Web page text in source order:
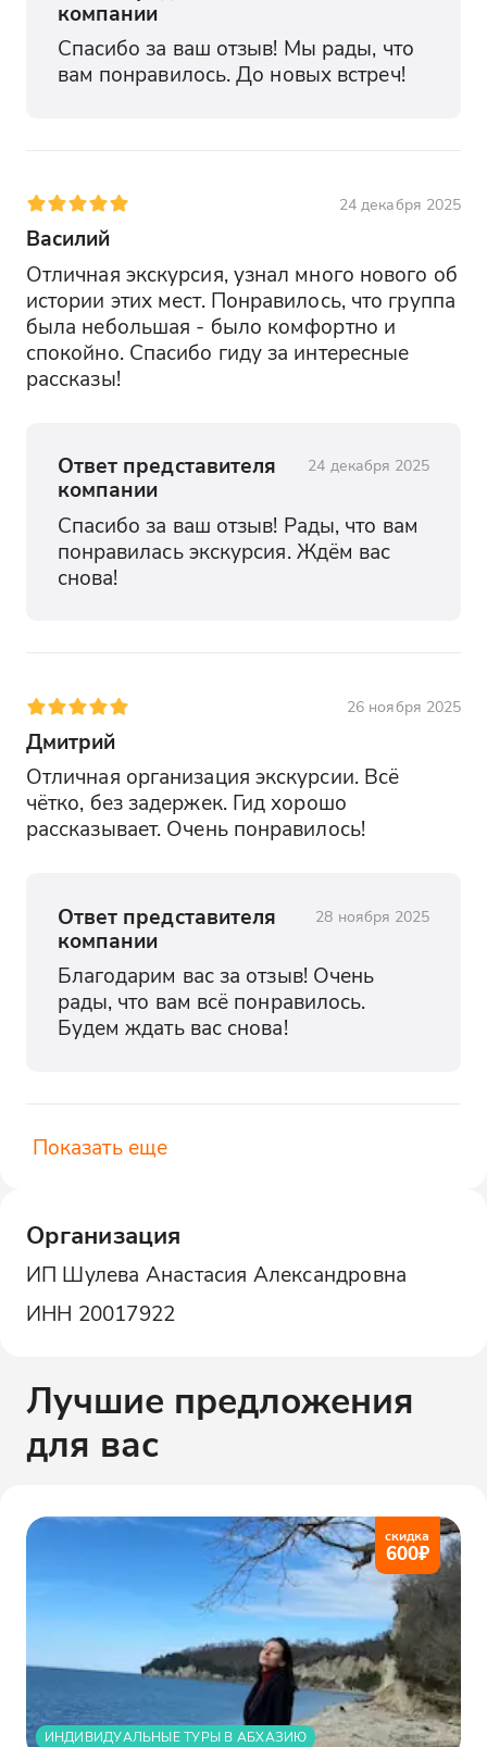
компании
Спасибо за ваш отзыв! Мы рады, что
вам понравилось. До новых встреч!
24 декабря 2025
Василий
Отличная экскурсия, узнал много нового об
истории этих мест. Понравилось, что группа
была небольшая - было комфортно и
спокойно. Спасибо гиду за интересные
рассказы!
Ответ представителя
компании
24 декабря 2025
Спасибо за ваш отзыв! Рады, что вам
понравилась экскурсия. Ждём вас
снова!
26 ноября 2025
Дмитрий
Отличная организация экскурсии. Всё
чётко, без задержек. Гид хорошо
рассказывает. Очень понравилось!
Ответ представителя
компании
28 ноября 2025
Благодарим вас за отзыв! Очень
рады, что вам всё понравилось.
Будем ждать вас снова!
Показать еще
Организация
ИП Шулева Анастасия Александровна
ИНН 20017922
Лучшие предложения
для вас
скидка
600₽
ИНДИВИДУАЛЬНЫЕ ТУРЫ В АБХАЗИЮ